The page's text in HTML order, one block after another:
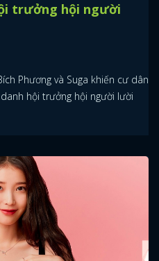
trưởng hội người
Phương và Suga khiến cư dân
hội trưởng hội người lười